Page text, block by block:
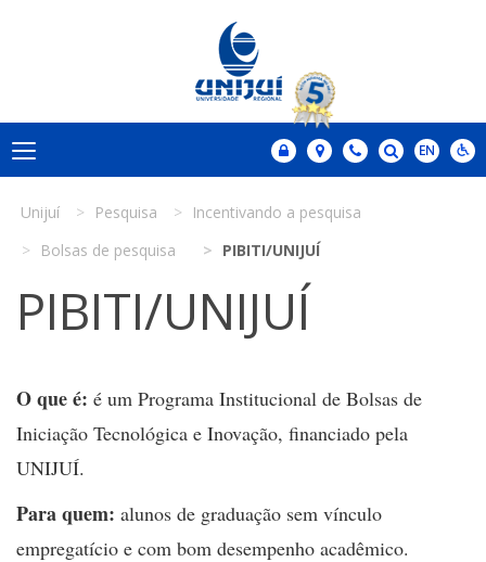
Unijuí Pesquisa
Incentivando a pesquisa
Bolsas de pesquisa
PIBITI/UNIJUÍ
PIBITI/UNIJUÍ
O que é: é um Programa Institucional de Bolsas de
Iniciação Tecnológica e Inovação, financiado pela
UNIJUÍ.
Para quem: alunos de graduação sem vínculo
empregatício e com bom desempenho acadêmico.